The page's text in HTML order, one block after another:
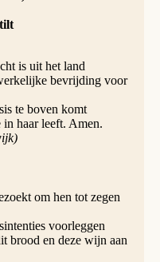
is uit het land
bevrijding voor
te boven komt
haar leeft. Amen.
om hen tot zegen
voorleggen
brood en deze wijn aan